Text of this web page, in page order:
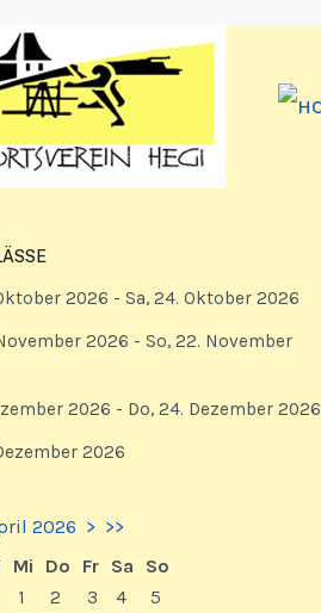
2026 - Sa, 24. Oktober 2026
2026 - So, 22. November
2026 - Do, 24. Dezember 2026
2026
2026 > >>
Mi Do Fr Sa
So
1
2 3 4
5